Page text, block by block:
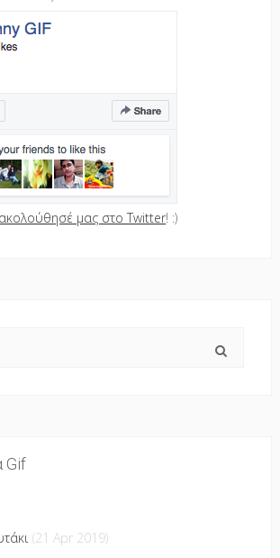
ακολούθησέ μας στο Twitter! :)
Gif
(21 Apr 2019)